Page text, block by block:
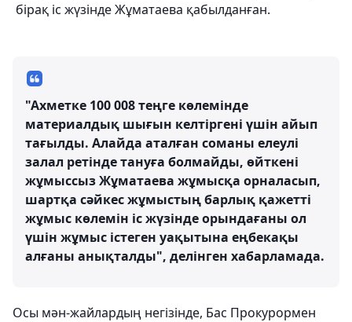
бірақ іс жүзінде Жұматаева қабылданған.
"Ахметке 100 008 теңге көлемінде
материалдық шығын келтіргені үшін айып
тағылды. Алайда аталған соманы елеулі
залал ретінде тануға болмайды, өйткені
жұмыссыз Жұматаева жұмысқа орналасып,
шартқа сәйкес жұмыстың барлық қажетті
жұмыс көлемін іс жүзінде орындағаны ол
үшін жұмыс істеген уақытына еңбекақы
алғаны анықталды", делінген хабарламада.
Осы мән-жайлардың негізінде, Бас Прокурормен